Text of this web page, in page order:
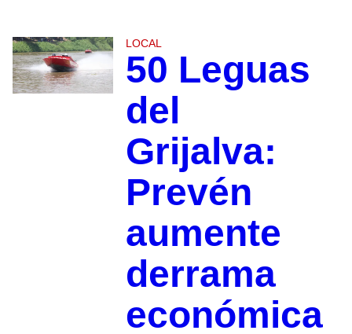
LOCAL
50 Leguas
del
Grijalva:
Prevén
aumente
derrama
económica